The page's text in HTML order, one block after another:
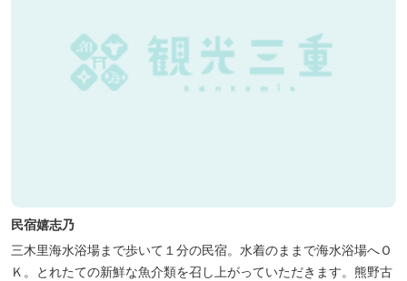
民宿嬉志乃
三木里海水浴場まで歩いて１分の民宿。水着のままで海水浴場へＯ
Ｋ。とれたての新鮮な魚介類を召し上がっていただきます。熊野古